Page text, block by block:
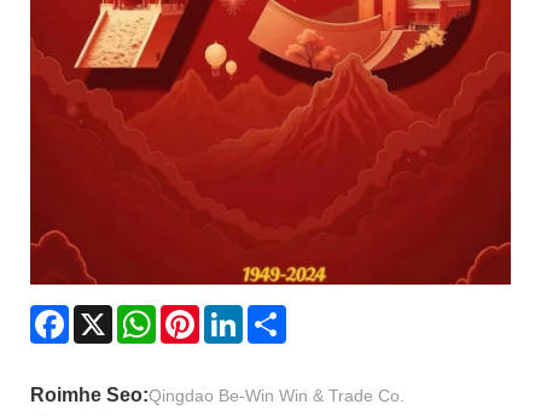
Facebook
X WhatsApp
PinterestLinkedIn
Roimhe Seo:Qingdao Be-Win Win & Trade Co.